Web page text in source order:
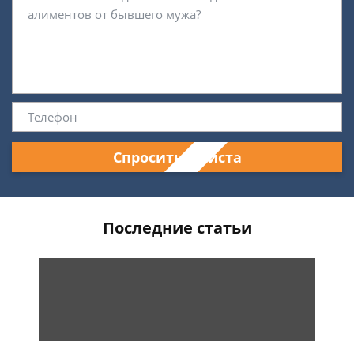
Спросить юриста
Последние статьи